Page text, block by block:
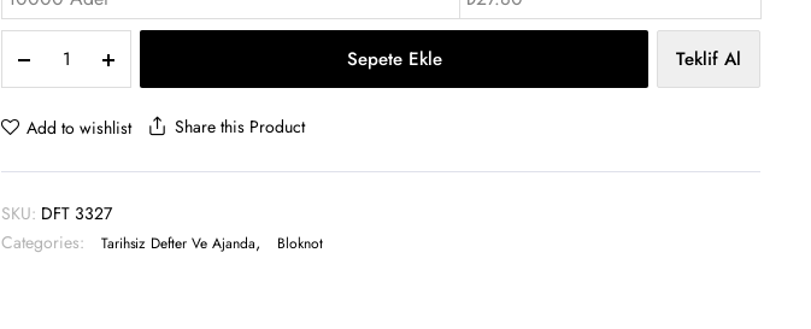
dikiş
Defter
13×21
DFT
H
quantity
Sepete Ekle Teklif Al
Add to wishlist Share this Product
SKU: DFT 3327
Categories:
Tarihsiz Defter Ve Ajanda, Bloknot